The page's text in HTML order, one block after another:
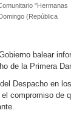
"Hermanas
(República
balear
de la Primera
Despacho en
compromiso de